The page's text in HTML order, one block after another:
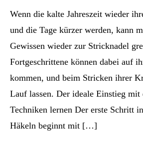
Wenn die kalte Jahreszeit wieder
und die Tage kürzer werden, kann
Gewissen wieder zur Stricknadel
Fortgeschrittene können dabei auf
kommen, und beim Stricken ihrer
Lauf lassen. Der ideale Einstieg mit
Techniken lernen Der erste Schritt
Häkeln beginnt mit […]